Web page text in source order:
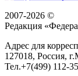
2007-2026 ©
Редакция «
Адрес для
127018, Россия, г.
Тел.+7(499) 112-